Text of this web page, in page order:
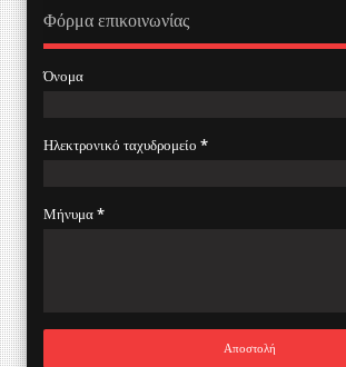
Φόρμα επικοινωνίας
Όνομα
Ηλεκτρονικό ταχυδρομείο *
Μήνυμα*